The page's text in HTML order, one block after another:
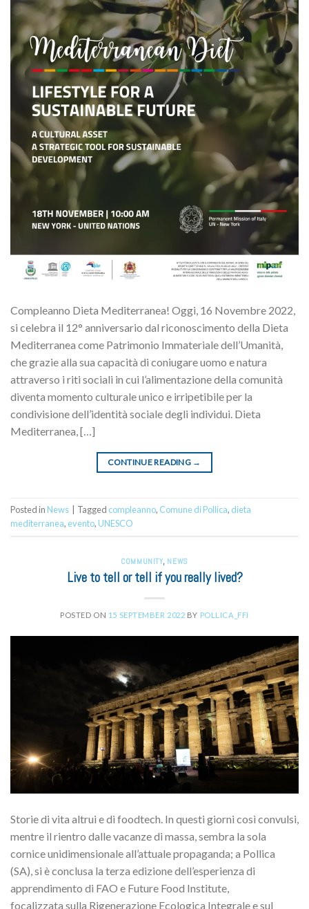
Compleanno Dieta Mediterranea! Oggi, 16 Novembre 2022,
si celebra il 12° anniversario dal riconoscimento della Dieta
Mediterranea come Patrimonio Immateriale dell’Umanità,
che grazie alla sua capacità di coniugare uomo e natura
attraverso i riti sociali in cui l’alimentazione della comunità
diventa momento culturale unico e irripetibile per la
condivisione dell’identità sociale degli individui. Dieta
Mediterranea, […]
CONTINUE READING →
Posted in News Tagged compleanno, Comune di Pollica, dieta
mediterranea, evento, UNESCO
COMMUNITY, NEWS
Live to tell or tell if you really lived?
POSTED ON 15 SEPTEMBER 2022 BY POLLICA_FFI
Storie di vita altrui e di foodtech. In questi giorni così convulsi,
mentre il rientro dalle vacanze di massa, sembra la sola
cornice unidimensionale all’attuale propaganda; a Pollica
(SA), si è conclusa la terza edizione dell’esperienza di
apprendimento di FAO e Future Food Institute,
focalizzata sulla Rigenerazione Ecologica Integrale e sul